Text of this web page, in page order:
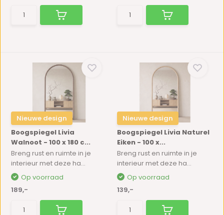
Nieuwe design
Boogspiegel Livia
Walnoot - 100 x 180 c...
Breng rust en ruimte in je
interieur met deze ha...
Op voorraad
189,-
Nieuwe design
Boogspiegel Livia Naturel
Eiken - 100 x...
Breng rust en ruimte in je
interieur met deze ha...
Op voorraad
139,-